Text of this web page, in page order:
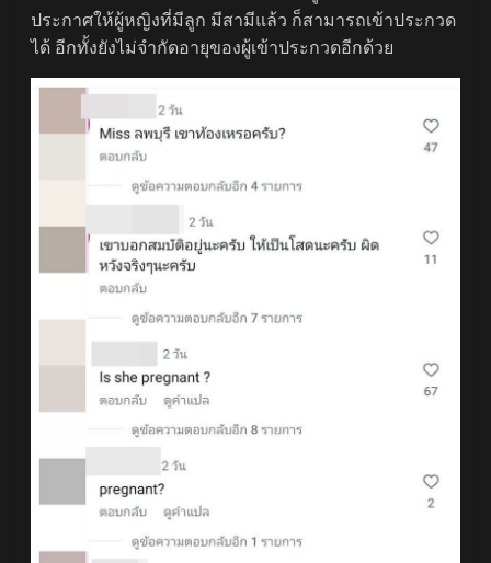
ประกาศให้ผู้หญิงที่มีลูก มีสามีแล้ว ก็สามารถเข้าประกวด
ได้ อีกทั้งยังไม่จำกัดอายุของผู้เข้าประกวดอีกด้วย